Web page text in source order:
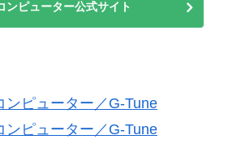
ンピューター公式サイト